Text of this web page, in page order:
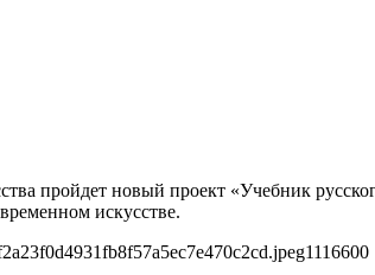
пройдет новый проект «Учебник
искусстве.
1116600